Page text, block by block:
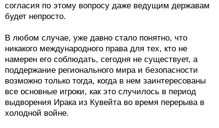
согласия по этому вопросу даже ведущим державам
будет непросто.
В любом случае, уже давно стало понятно, что
никакого международного права для тех, кто не
намерен его соблюдать, сегодня не существует, а
поддержание регионального мира и безопасности
возможно только тогда, когда в нем заинтересованы
все основные игроки, как это случилось в период
выдворения Ирака из Кувейта во время перерыва в
холодной войне.